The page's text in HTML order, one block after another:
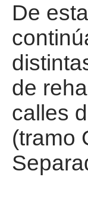
De
de
calles
(tramo